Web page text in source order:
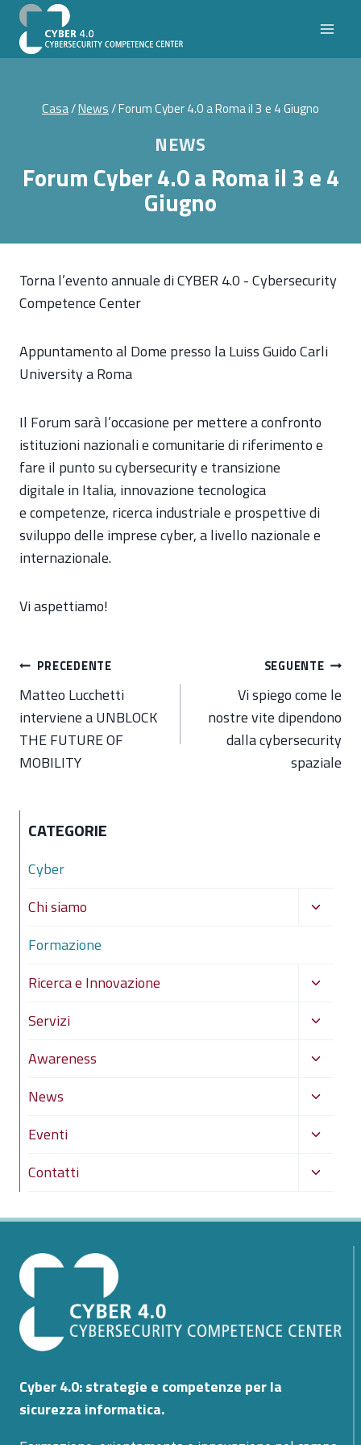
Salta
contenuto
Casa/News/Forum Cyber 4.0 a Roma il 3 e 4 Giugno
NEWS
Forum Cyber 4.0 a Roma il 3 e 4
Giugno
Torna l’evento annuale di CYBER 4.0 - Cybersecurity
Competence Center
Appuntamento al Dome presso la Luiss Guido Carli
University a Roma
Il Forum sarà l’occasione per mettere a confronto
istituzioni nazionali e comunitarie di riferimento e
fare il punto su cybersecurity e transizione
digitale in Italia, innovazione tecnologica
e competenze, ricerca industriale e prospettive di
sviluppo delle imprese cyber, a livello nazionale e
internazionale.
Vi aspettiamo!
Navigazione
articoli
PRECEDENTE
Matteo Lucchetti
interviene a UNBLOCK
THE FUTURE OF
MOBILITY
SEGUENTE
Vi spiego come le
nostre vite dipendono
dalla cybersecurity
spaziale
CATEGORIE
Cyber
Chi siamo
Alterna
Formazione
Ricerca e Innovazione
Alterna
figlio
Servizi
Alterna
figlio
Awareness
Alterna
figlio
News
Alterna
figlio
Eventi
Alterna
figlio
Contatti
Alterna
figlio
Cyber 4.0: strategie e competenze per la
sicurezza informatica.